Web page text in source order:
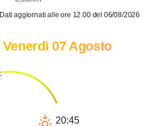
Dati aggiornati alle ore 12.00 del 06/08/2026
Venerdì 07 Agosto
20:45